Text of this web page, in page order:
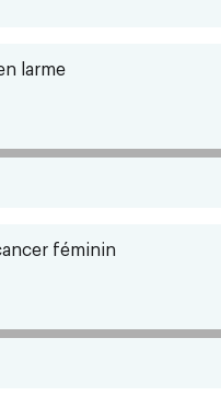
larme
féminin